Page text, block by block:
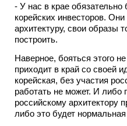
- У нас в крае
корейских инвесторов.
архитектуру, свои образы
построить.
Наверное, бояться этого
приходит в край со своей
корейская, без участия
работать не может. И либо
российскому архитектору
либо это будет